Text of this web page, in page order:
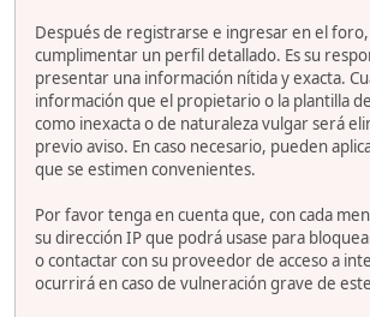
Después de registrarse e ingresar en el
cumplimentar un perfil detallado. Es su
presentar una información nítida y exacta.
información que el propietario o la plantilla
como inexacta o de naturaleza vulgar será
previo aviso. En caso necesario, pueden
que se estimen convenientes.
Por favor tenga en cuenta que, con cada
su dirección IP que podrá usase para
o contactar con su proveedor de acceso a
ocurrirá en caso de vulneración grave de